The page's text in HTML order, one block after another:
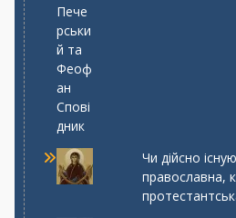
Чи дійсно
православна,